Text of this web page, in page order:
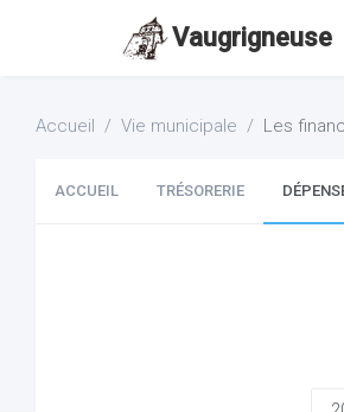
Vaugrigneuse
Accueil Vie municipale Les
ACCUEIL TRÉSORERIE